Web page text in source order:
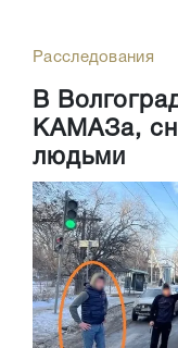
Расследования
В
КАМАЗа,
людьми